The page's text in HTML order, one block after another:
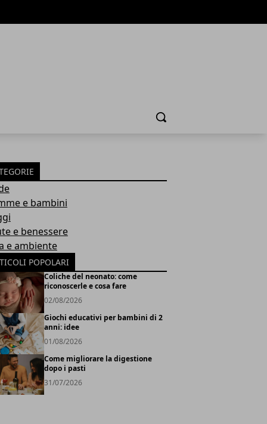
Cerca
e bambini
e benessere
e ambiente
POPOLARI
Coliche del neonato: come
riconoscerle e cosa fare
02/08/2026
Giochi educativi per bambini di 2
anni: idee
01/08/2026
Come migliorare la digestione
dopo i pasti
31/07/2026